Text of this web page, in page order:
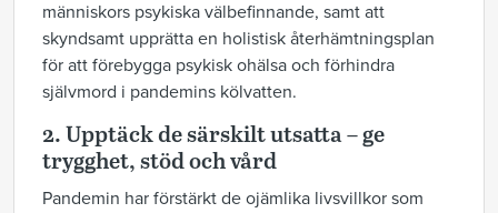
människors psykiska välbefinnande, samt att
skyndsamt upprätta en holistisk återhämtningsplan
för att förebygga psykisk ohälsa och förhindra
självmord i pandemins kölvatten.
2. Upptäck de särskilt utsatta – ge
trygghet, stöd och vård
Pandemin har förstärkt de ojämlika livsvillkor som